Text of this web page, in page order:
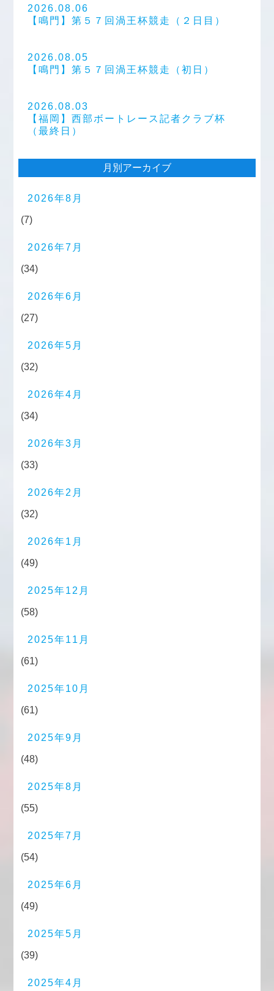
2026.08.06
【鳴門】第５７回渦王杯競走（２日目）
2026.08.05
【鳴門】第５７回渦王杯競走（初日）
2026.08.03
【福岡】西部ボートレース記者クラブ杯
（最終日）
月別アーカイブ
2026年8月
(7)
2026年7月
(34)
2026年6月
(27)
2026年5月
(32)
2026年4月
(34)
2026年3月
(33)
2026年2月
(32)
2026年1月
(49)
2025年12月
(58)
2025年11月
(61)
2025年10月
(61)
2025年9月
(48)
2025年8月
(55)
2025年7月
(54)
2025年6月
(49)
2025年5月
(39)
2025年4月